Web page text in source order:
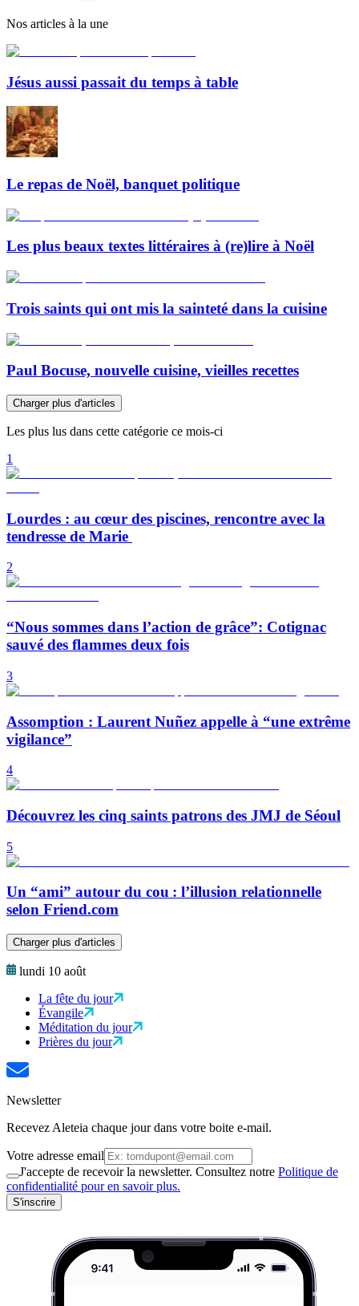
Nos articles à la une
Jésus aussi passait du temps à table
Le repas de Noël, banquet politique
Les plus beaux textes littéraires à (re)lire à Noël
Trois saints qui ont mis la sainteté dans la cuisine
Paul Bocuse, nouvelle cuisine, vieilles recettes
Charger plus d'articles
Les plus lus dans cette catégorie ce mois-ci
1
Lourdes : au cœur des piscines, rencontre avec la
tendresse de Marie
2
“Nous sommes dans l’action de grâce”: Cotignac
sauvé des flammes deux fois
3
Assomption : Laurent Nuñez appelle à “une extrême
vigilance”
4
Découvrez les cinq saints patrons des JMJ de Séoul
5
Un “ami” autour du cou : l’illusion relationnelle
selon Friend.com
Charger plus d'articles
lundi 10 août
La fête du jour
Évangile
Méditation du jour
Prières du jour
Newsletter
Recevez Aleteia chaque jour dans votre boite e-mail.
Votre adresse email
J'accepte de recevoir la newsletter. Consultez notre Politique de
confidentialité pour en savoir plus.
S'inscrire